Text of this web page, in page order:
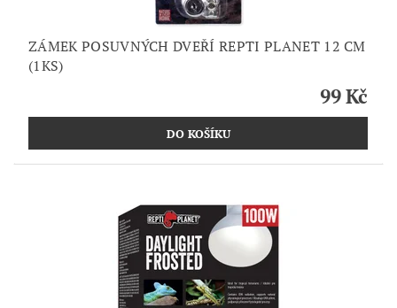
ZÁMEK POSUVNÝCH DVEŘÍ REPTI PLANET 12 CM
(1KS)
99 Kč